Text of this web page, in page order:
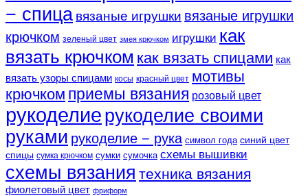
− спица вязаные игрушки вязаные игрушки
крючком зеленый цвет змея крючком игрушки как
вязать крючком как вязать спицами как
вязать узоры спицами косы красный цвет мотивы
крючком приемы вязания розовый цвет
рукоделие рукоделие своими
руками рукоделие − рука символ года синий цвет
спицы сумка крючком сумки сумочка схемы вышивки
схемы вязания техника вязания
фиолетовый цвет фриформ